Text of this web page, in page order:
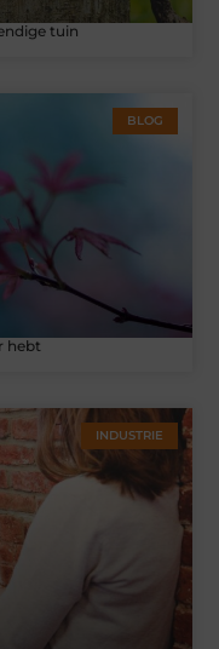
tuin
BLOG
hebt
INDUSTRIE